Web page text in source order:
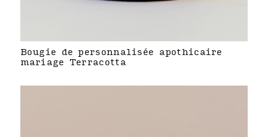
Bougie de personnalisée apothicaire
mariage Terracotta